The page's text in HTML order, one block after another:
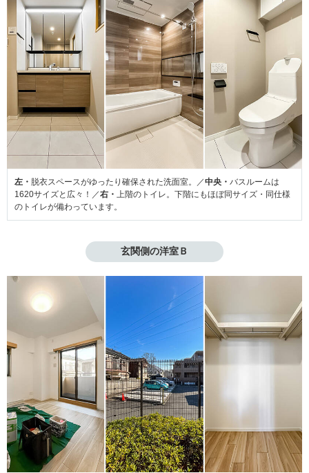
左・ 脱衣スペースがゆったり確保された洗面室。／中央・ バスルームは
1620サイズと広々！／右・ 上階のトイレ。下階にもほぼ同サイズ・同仕様
のトイレが備わっています。
玄関側の洋室Ｂ